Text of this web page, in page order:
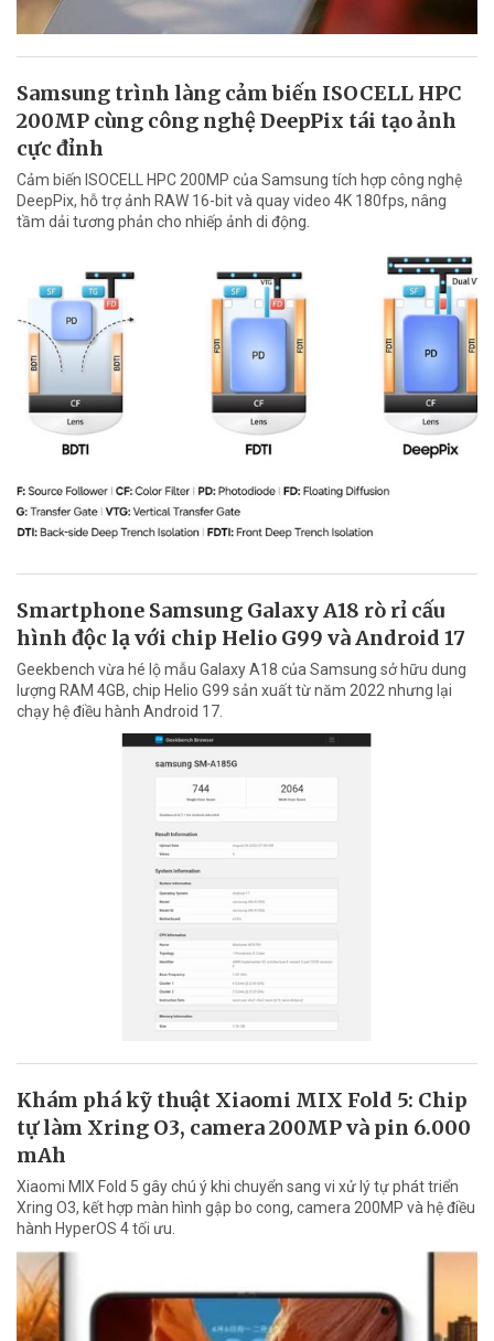
Samsung trình làng cảm biến ISOCELL HPC
200MP cùng công nghệ DeepPix tái tạo ảnh
cực đỉnh
Cảm biến ISOCELL HPC 200MP của Samsung tích hợp công nghệ
DeepPix, hỗ trợ ảnh RAW 16-bit và quay video 4K 180fps, nâng
tầm dải tương phản cho nhiếp ảnh di động.
Smartphone Samsung Galaxy A18 rò rỉ cấu
hình độc lạ với chip Helio G99 và Android 17
Geekbench vừa hé lộ mẫu Galaxy A18 của Samsung sở hữu dung
lượng RAM 4GB, chip Helio G99 sản xuất từ năm 2022 nhưng lại
chạy hệ điều hành Android 17.
Khám phá kỹ thuật Xiaomi MIX Fold 5: Chip
tự làm Xring O3, camera 200MP và pin 6.000
mAh
Xiaomi MIX Fold 5 gây chú ý khi chuyển sang vi xử lý tự phát triển
Xring O3, kết hợp màn hình gập bo cong, camera 200MP và hệ điều
hành HyperOS 4 tối ưu.